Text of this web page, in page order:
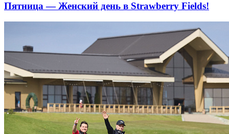
Пятница — Женский день в Strawberry Fields!